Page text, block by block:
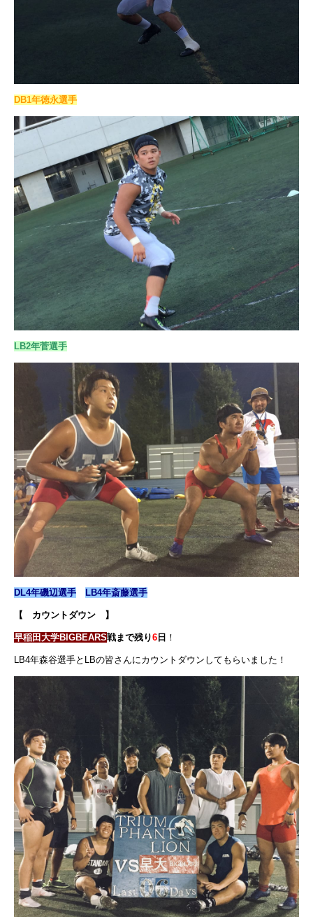
DB1年徳永選手
LB2年菅選手
DL4年磯辺選手 LB4年斎藤選手
【 カウントダウン 】
早稲田大学BIGBEARS戦まで残り6 日 ！
LB4年森谷選手とLBの皆さんにカウントダウンしてもらいました！